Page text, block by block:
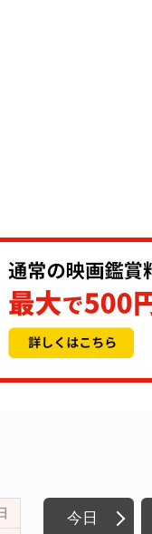
日 今日